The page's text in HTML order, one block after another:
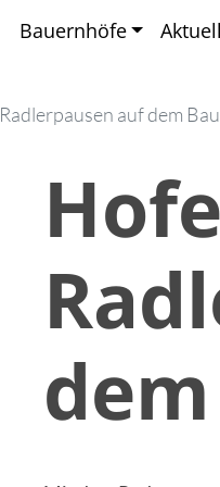
Bauernhöfe
Radlerpausen auf dem